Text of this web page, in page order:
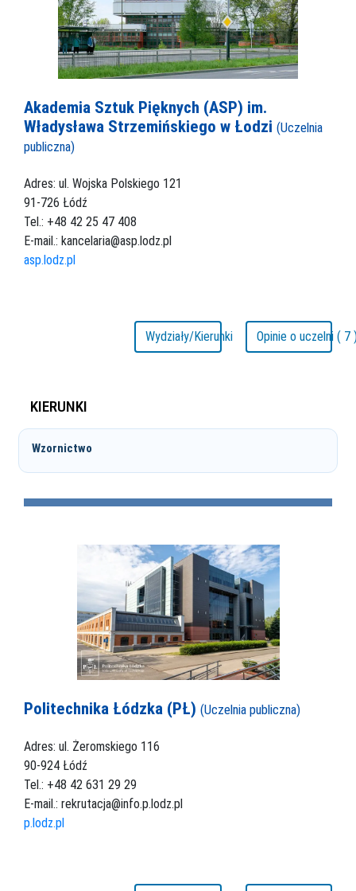
Akademia Sztuk Pięknych (ASP) im.
Władysława Strzemińskiego w Łodzi (Uczelnia
publiczna)
Adres: ul. Wojska Polskiego 121
91-726 Łódź
Tel.: +48 42 25 47 408
E-mail.: kancelaria@asp.lodz.pl
asp.lodz.pl
Wydziały/Kierunki Opinie o uczelni ( 7
KIERUNKI
Wzornictwo
Politechnika Łódzka (PŁ) (Uczelnia publiczna)
Adres: ul. Żeromskiego 116
90-924 Łódź
Tel.: +48 42 631 29 29
E-mail.: rekrutacja@info.p.lodz.pl
p.lodz.pl